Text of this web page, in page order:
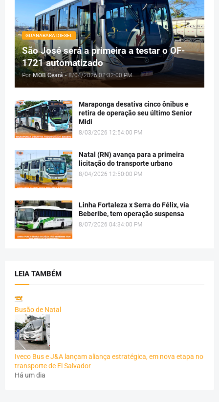
GUANABARA DIESEL
São José será a primeira a testar o OF-
1721 automatizado
Por MOB Ceará - 8/04/2026 02:32:00 PM
Maraponga desativa cinco ônibus e
retira de operação seu último Senior
Midi
8/03/2026 12:54:00 PM
Natal (RN) avança para a primeira
licitação do transporte urbano
8/04/2026 12:50:00 PM
Linha Fortaleza x Serra do Félix, via
Beberibe, tem operação suspensa
8/07/2026 04:34:00 PM
LEIA TAMBÉM
Busão de Natal
Iveco Bus e J&A lançam aliança estratégica, em nova etapa no
transporte de El Salvador
Há um dia